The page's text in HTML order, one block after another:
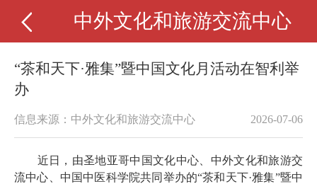
中外文化和旅游交流中心
“茶和天下·雅集”暨中国文化月活动在智利举
办
信息来源：中外文化和旅游交流中心 2026-07-06
近日，由圣地亚哥中国文化中心、中外文化和旅游交
流中心、中国中医科学院共同举办的“茶和天下·雅集”暨中